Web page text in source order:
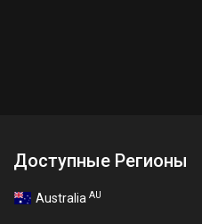
Доступные Регионы
Australia AU